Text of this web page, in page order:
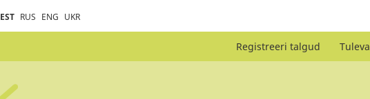
EST RUS ENG UKR
Registreeri talgud